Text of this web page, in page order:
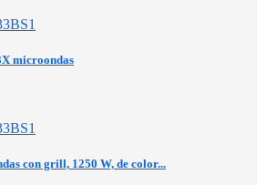
microondas
con grill, 1250 W, de color...